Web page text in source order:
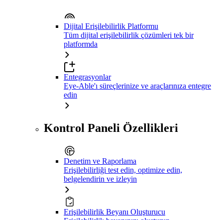
Dijital Erişilebilirlik Platformu
Tüm dijital erişilebilirlik çözümleri tek bir
platformda
Entegrasyonlar
Eye-Able'ı süreçlerinize ve araçlarınıza entegre
edin
Kontrol Paneli Özellikleri
Denetim ve Raporlama
Erişilebilirliği test edin, optimize edin,
belgelendirin ve izleyin
Erişilebilirlik Beyanı Oluşturucu